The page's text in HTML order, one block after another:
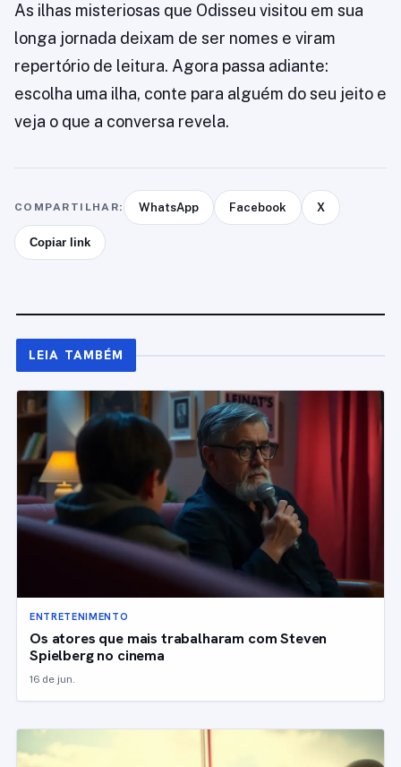
As ilhas misteriosas que Odisseu visitou em sua
longa jornada deixam de ser nomes e viram
repertório de leitura. Agora passa adiante:
escolha uma ilha, conte para alguém do seu jeito e
veja o que a conversa revela.
COMPARTILHAR: WhatsApp Facebook X
Copiar link
LEIA TAMBÉM
ENTRETENIMENTO
Os atores que mais trabalharam com Steven
Spielberg no cinema
16 de jun.